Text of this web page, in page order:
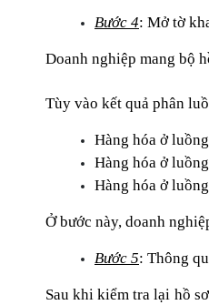
Bước 4: Mở tờ
Doanh nghiệp mang bộ
Tùy vào kết quả phân
Hàng hóa ở
Hàng hóa ở
Hàng hóa ở
Ở bước này, doanh
Bước 5: Thông
Sau khi kiểm tra lại hồ